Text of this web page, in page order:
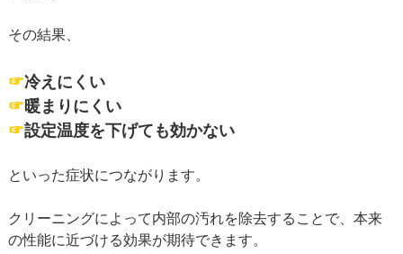
その結果、
☞冷えにくい
☞暖まりにくい
☞設定温度を下げても効かない
といった症状につながります。
クリーニングによって内部の汚れを除去することで、本来
の性能に近づける効果が期待できます。